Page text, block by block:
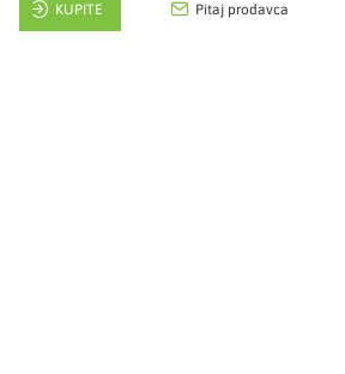
KUPITE Pitaj prodavca